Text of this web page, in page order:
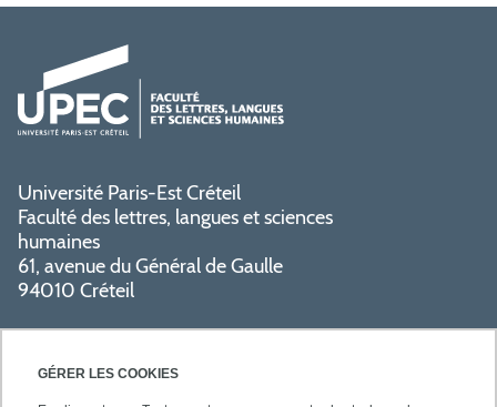
GÉRER LES COOKIES
Université Paris-Est Créteil
Faculté des lettres, langues et sciences
humaines
61, avenue du Général de Gaulle
94010 Créteil